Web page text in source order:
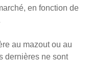
en fonction de
au mazout ou au
dernières ne sont